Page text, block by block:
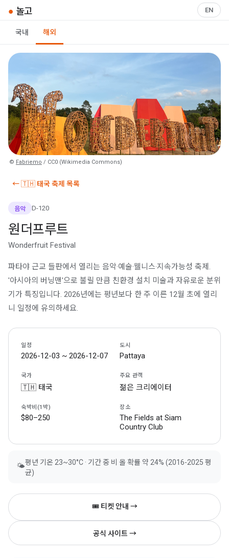
● 놀고 EN
국내 해외
© Fabriemo / CC0 (Wikimedia Commons)
← 🇹🇭 태국 축제 목록
음악 D-120
원더프루트
Wonderfruit Festival
파타야 근교 들판에서 열리는 음악·예술·웰니스·지속가능성 축제.
'아시아의 버닝맨'으로 불릴 만큼 친환경 설치 미술과 자유로운 분위
기가 특징입니다. 2026년에는 평년보다 한 주 이른 12월 초에 열리
니 일정에 유의하세요.
일정
2026-12-03 ~ 2026-12-07
도시
Pattaya
국가
🇹🇭 태국
주요 관객
젊은 크리에이터
숙박비(1박)
$80–250
장소
The Fields at Siam
Country Club
🌤평년 기온 23~30°C · 기간 중 비 올 확률 약 24% (2016-2025 평
균)
🎟 티켓 안내 →
공식 사이트 →